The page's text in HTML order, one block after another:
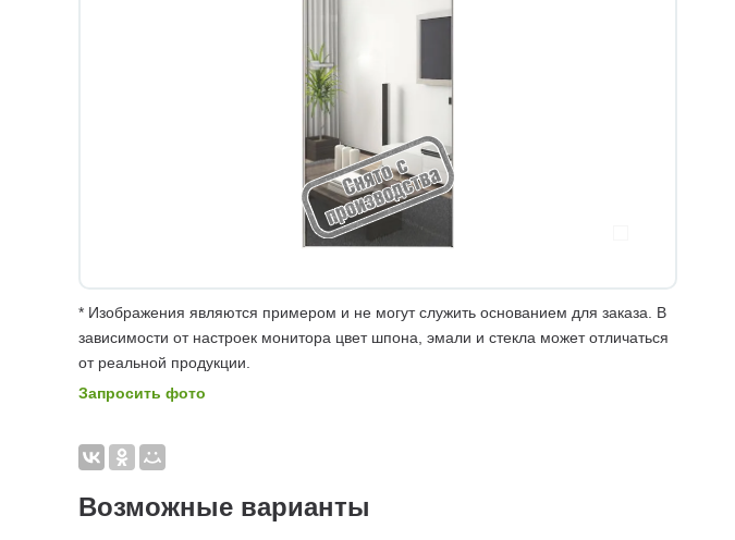
* Изображения являются примером и не могут служить основанием для заказа. В
зависимости от настроек монитора цвет шпона, эмали и стекла может отличаться
от реальной продукции.
Запросить фото
Возможные варианты